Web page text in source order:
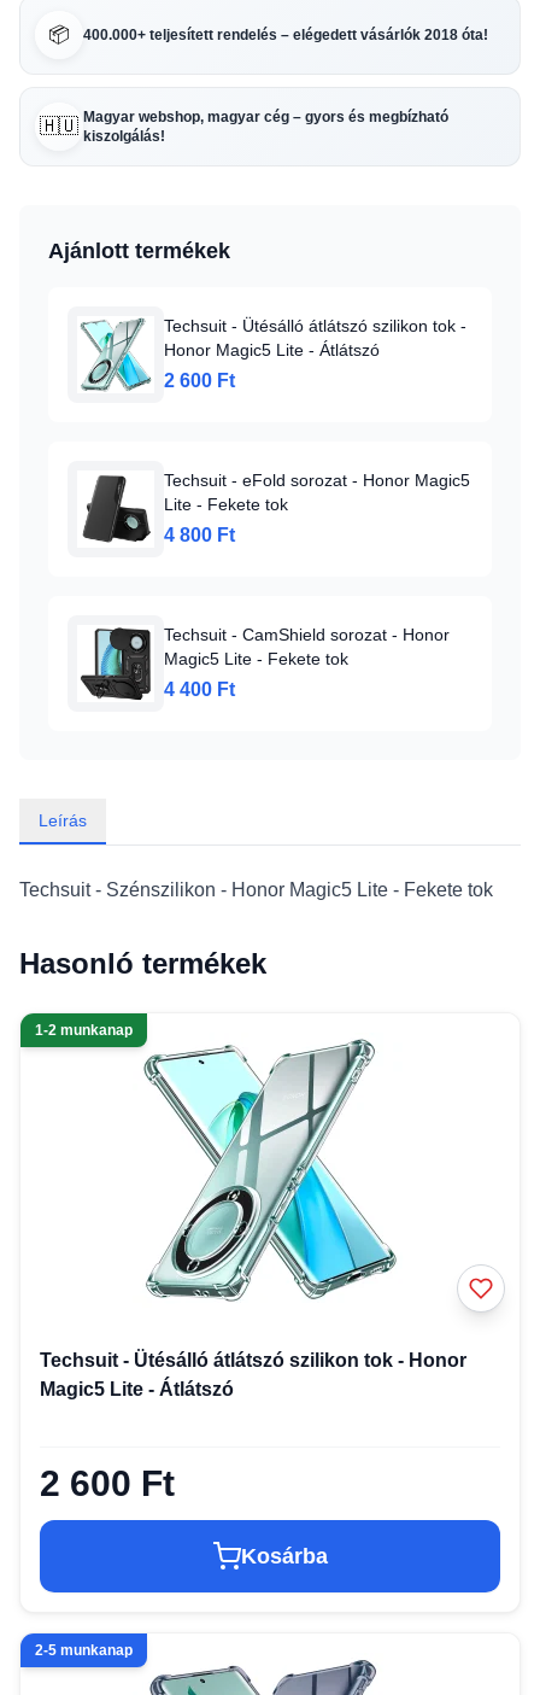
📦 400.000+ teljesített rendelés – elégedett vásárlók 2018 óta!
🇭🇺 Magyar webshop, magyar cég – gyors és megbízható
kiszolgálás!
Ajánlott termékek
Techsuit - Ütésálló átlátszó szilikon tok -
Honor Magic5 Lite - Átlátszó
2 600 Ft
Techsuit - eFold sorozat - Honor Magic5
Lite - Fekete tok
4 800 Ft
Techsuit - CamShield sorozat - Honor
Magic5 Lite - Fekete tok
4 400 Ft
Leírás
Techsuit - Szénszilikon - Honor Magic5 Lite - Fekete tok
Hasonló termékek
1-2 munkanap
Techsuit - Ütésálló átlátszó szilikon tok - Honor
Magic5 Lite - Átlátszó
2 600 Ft
Kosárba
2-5 munkanap